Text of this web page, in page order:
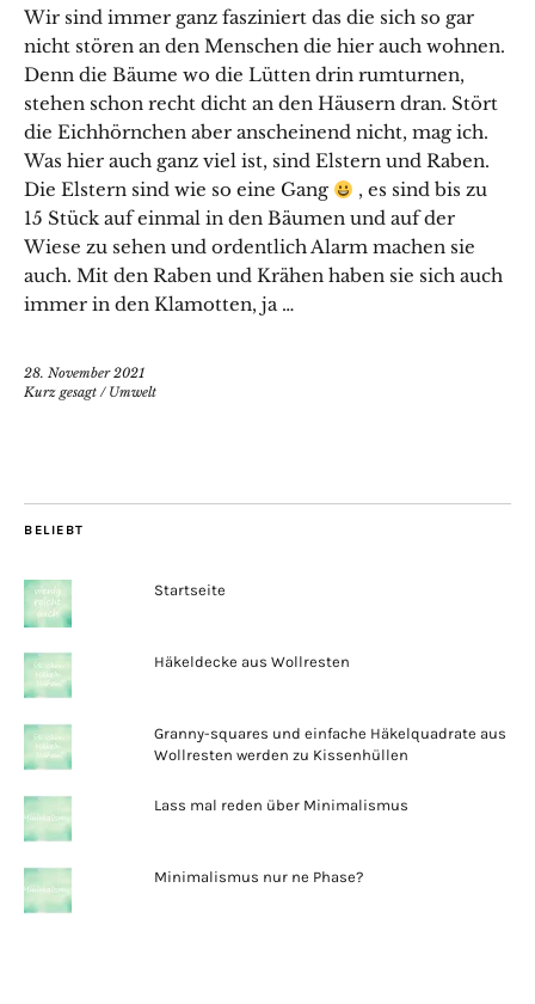
Wir sind immer ganz fasziniert das die sich so gar
nicht stören an den Menschen die hier auch wohnen.
Denn die Bäume wo die Lütten drin rumturnen,
stehen schon recht dicht an den Häusern dran. Stört
die Eichhörnchen aber anscheinend nicht, mag ich.
Was hier auch ganz viel ist, sind Elstern und Raben.
Die Elstern sind wie so eine Gang
, es sind bis zu
15 Stück auf einmal in den Bäumen und auf der
Wiese zu sehen und ordentlich Alarm machen sie
auch. Mit den Raben und Krähen haben sie sich auch
immer in den Klamotten, ja …
28. November 2021
Kurz gesagt / Umwelt
BELIEBT
Startseite
Häkeldecke aus Wollresten
Granny-squares und einfache Häkelquadrate aus
Wollresten werden zu Kissenhüllen
Lass mal reden über Minimalismus
Minimalismus nur ne Phase?